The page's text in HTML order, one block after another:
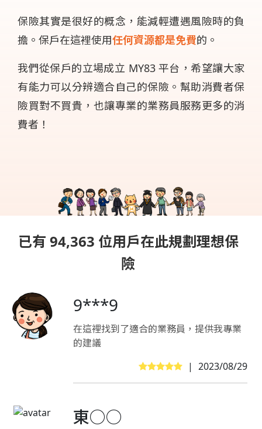
保險其實是很好的概念，能減輕遭遇風險時的負
擔。保戶在這裡使用任何資源都是免費的。
我們從保戶的立場成立 MY83 平台，希望讓大家
有能力可以分辨適合自己的保險。幫助消費者保
險買對不買貴，也讓專業的業務員服務更多的消
費者！
已有 94,363 位用戶在此規劃理想保
險
9***9
在這裡找到了適合的業務員，提供我專業
的建議
| 2023/08/29
東○○